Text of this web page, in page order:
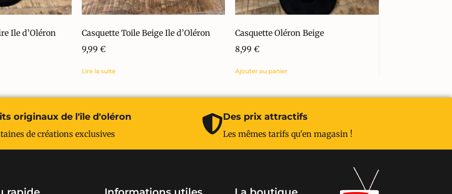
Ile d’Oléron
Casquette Toile Beige Ile d’Oléron
9,99 €
Lire la suite
Casquette Oléron Beige
8,99€
Ajouter au panier
originaux de l'île d'oléron
de créations exclusives
Des prix attractifs
Les mêmes tarifs qu'en magasin !